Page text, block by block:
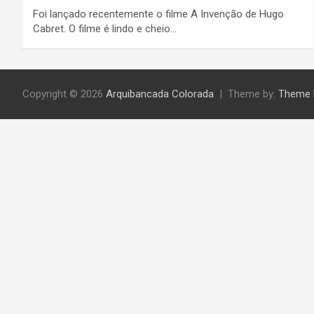
Foi lançado recentemente o filme A Invenção de Hugo
Cabret. O filme é lindo e cheio…
Copyright © 2026 Arquibancada Colorada Theme by: Theme